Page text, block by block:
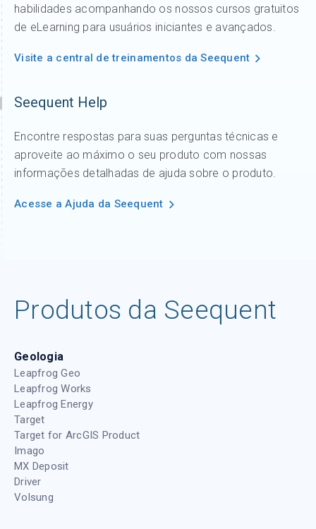
habilidades acompanhando os nossos cursos gratuitos
de eLearning para usuários iniciantes e avançados.
Visite a central de treinamentos da Seequent
Seequent Help
Encontre respostas para suas perguntas técnicas e
aproveite ao máximo o seu produto com nossas
informações detalhadas de ajuda sobre o produto.
Acesse a Ajuda da Seequent
Produtos da Seequent
Geologia
Leapfrog Geo
Leapfrog Works
Leapfrog Energy
Target
Target for ArcGIS Product
Imago
MX Deposit
Driver
Volsung